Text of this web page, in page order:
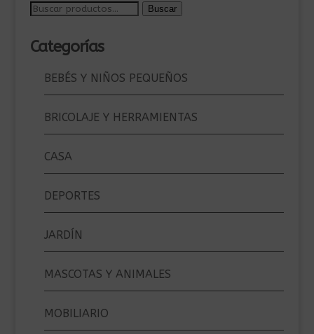
Buscar
Buscar
Categorías
BEBÉS Y NIÑOS PEQUEÑOS
BRICOLAJE Y HERRAMIENTAS
CASA
DEPORTES
JARDÍN
MASCOTAS Y ANIMALES
MOBILIARIO